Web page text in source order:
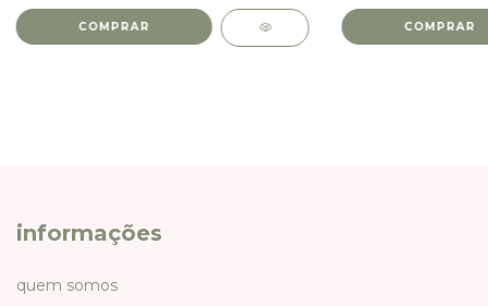
COMPRAR COMPRAR
informações
quem somos